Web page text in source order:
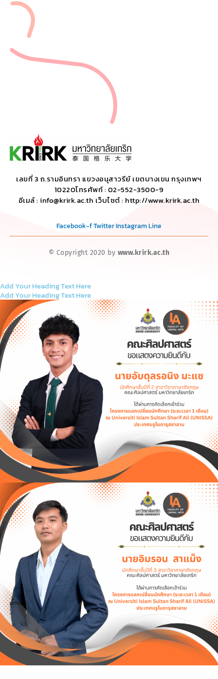
เลขที่ 3 ถ.รามอินทรา แขวงอนุสาวรีย์ เขตบางเขน กรุงเทพฯ
10220โทรศัพท์ : 02-552-3500-9
อีเมล์ : info@krirk.ac.th เว็บไซต์ : http://www.krirk.ac.th
Facebook-fTwitterInstagramLine
© Copyright 2020 by www.krirk.ac.th
Add Your Heading Text Here
Add Your Heading Text Here